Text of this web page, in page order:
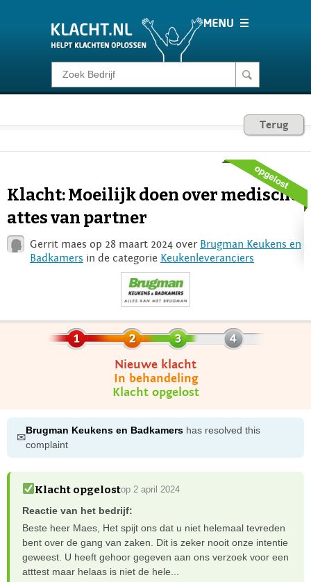
Klacht melden
Consumentenrecht
Voor Bedrijven
Login
Terug
Klacht: Moeilijk doen over medische
attes van partner
Gerrit maes op 28 maart 2024 over Brugman Keukens en
Badkamers in de categorie Keukenleveranciers
Nieuwe klacht
In behandeling
Klacht opgelost
✉
Brugman Keukens en Badkamers has resolved this
complaint
Klacht opgelostop 2 april 2024
Reactie van het bedrijf:
Beste heer Maes, Het spijt ons dat u niet helemaal tevreden
bent over de gang van zaken. Dit is zeker nooit onze intentie
geweest. U heeft gehoor gegeven aan ons verzoek voor een
atttest maar helaas is niet de hele...